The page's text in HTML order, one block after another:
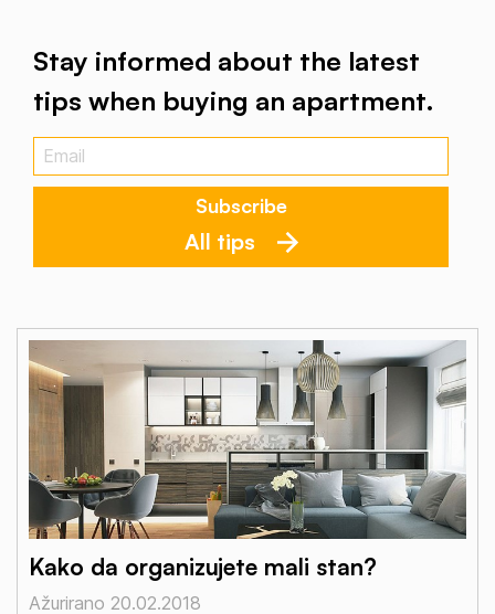
Kako da organizujete mali stan?
Ažurirano 20.02.2018
Stay informed about the latest
tips when buying an apartment.
All tips